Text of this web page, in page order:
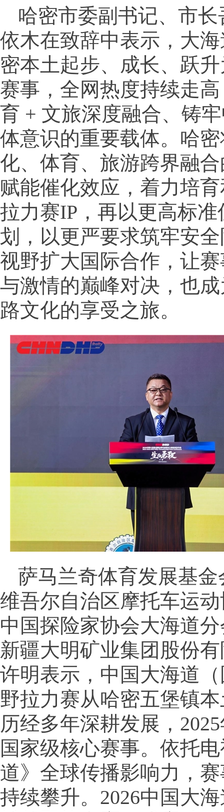
哈密市委副书记、市
依木在致辞中表示，大
密本土起步、成长、跃
赛事，全网热度持续走
育 + 文旅深度融合、铸
体意识的重要载体。哈
化、体育、旅游跨界融
赋能催化效应，着力培
拉力赛IP，再以更高标
划，以更严要求筑牢安
视野扩大国际合作，让
与激情的巅峰对决，也
路文化的享受之旅。
萨马兰奇体育发展基
维吾尔自治区摩托车运
中国探险家协会大海道
新疆大明矿业集团股份
许明表示，中国大海道
野拉力赛从哈密五堡镇
历经多年深耕发展，
国家级核心赛事。依托
道》全球传播影响力，
持续攀升。2026中国大